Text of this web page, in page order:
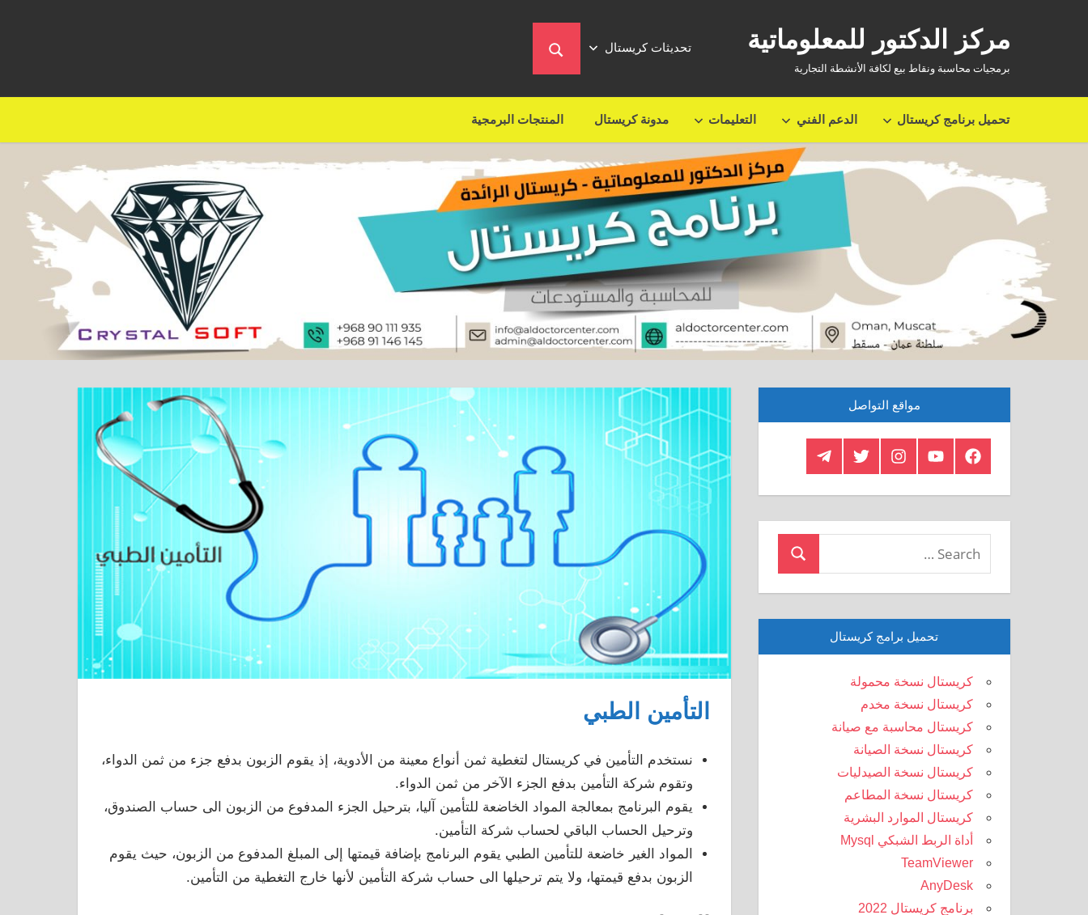
مركز الدكتور للمعلوماتية
برمجيات محاسبة ونقاط بيع لكافة الأنشطة التجارية
تحديثات كريستال
تحميل برنامج كريستال الدعم الفني التعليمات مدونة كريستال المنتجات البرمجية
التأمين الطبي
نستخدم التأمين في كريستال لتغطية ثمن أنواع معينة من الأدوية، إذ يقوم الزبون بدفع جزء من ثمن الدواء،
وتقوم شركة التأمين بدفع الجزء الآخر من ثمن الدواء.
يقوم البرنامج بمعالجة المواد الخاضعة للتأمين آليا، بترحيل الجزء المدفوع من الزبون الى حساب الصندوق،
وترحيل الحساب الباقي لحساب شركة التأمين.
المواد الغير خاضعة للتأمين الطبي يقوم البرنامج بإضافة قيمتها إلى المبلغ المدفوع من الزبون، حيث يقوم
الزبون بدفع قيمتها، ولا يتم ترحيلها الى حساب شركة التأمين لأنها خارج التغطية من التأمين.
مواقع التواصل
Facebook
Crystal
Youtube
Insagram
Twitter
Telegram
Search
تحميل برامج كريستال
كريستال نسخة محمولة
كريستال نسخة مخدم
كريستال محاسبة مع صيانة
كريستال نسخة الصيانة
كريستال نسخة الصيدليات
كريستال نسخة المطاعم
كريستال الموارد البشرية
أداة الربط الشبكي Mysql
TeamViewer
AnyDesk
برنامج كريستال 2022